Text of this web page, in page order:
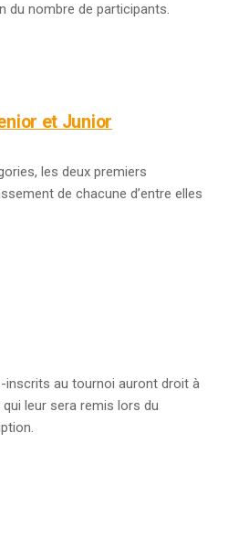
du nombre de participants.
et Junior
les deux premiers
de chacune d’entre elles
inscrits au tournoi auront droit à
qui leur sera remis lors du